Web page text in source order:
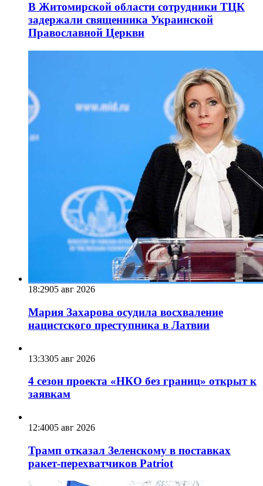
В Житомирской области сотрудники ТЦК
задержали священника Украинской
Православной Церкви
18:2905 авг 2026
Мария Захарова осудила восхваление
нацистского преступника в Латвии
13:3305 авг 2026
4 сезон проекта «НКО без границ» открыт к
заявкам
12:4005 авг 2026
Трамп отказал Зеленскому в поставках
ракет-перехватчиков Patriot